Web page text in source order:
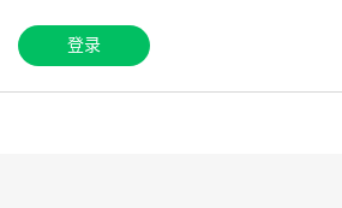
登录